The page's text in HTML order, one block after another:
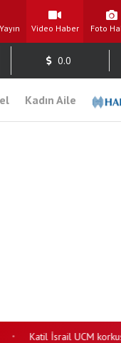
Video Haber Foto
0.0
Kadın Aile
Katil İsrail UCM